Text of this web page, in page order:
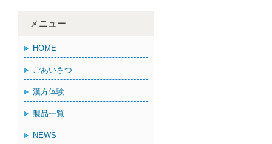
メニュー
HOME
ごあいさつ
漢方体験
製品一覧
NEWS